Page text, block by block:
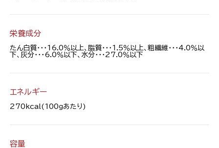
栄養成分
たん白質・・・16.0％以上、脂質・・・1.5％以上、粗繊維・・・4.0％以
下、灰分・・・6.0％以下、水分・・・27.0％以下
エネルギー
270kcal(100ｇあたり)
容量